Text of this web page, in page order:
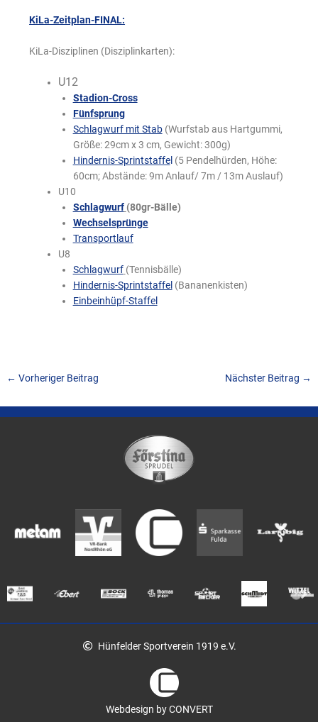
KiLa-Zeitplan-FINAL:
KiLa-Disziplinen (Disziplinkarten):
U12
Stadion-Cross
Fünfsprung
Schlagwurf mit Stab(Wurfstab aus Hartgummi,
Größe: 29cm x 3 cm, Gewicht: 300g)
Hindernis-Sprintstaffel (5 Pendelhürden, Höhe:
60cm; Abstände: 9m Anlauf/ 7m / 13m Auslauf)
U10
Schlagwurf (80gr-Bälle)
Wechselsprünge
Transportlauf
U8
Schlagwurf (Tennisbälle)
Hindernis-Sprintstaffel (Bananenkisten)
Einbeinhüpf-Staffel
← Vorheriger Beitrag Nächster Beitrag →
Hünfelder Sportverein 1919 e.V.
Webdesign by CONVERT